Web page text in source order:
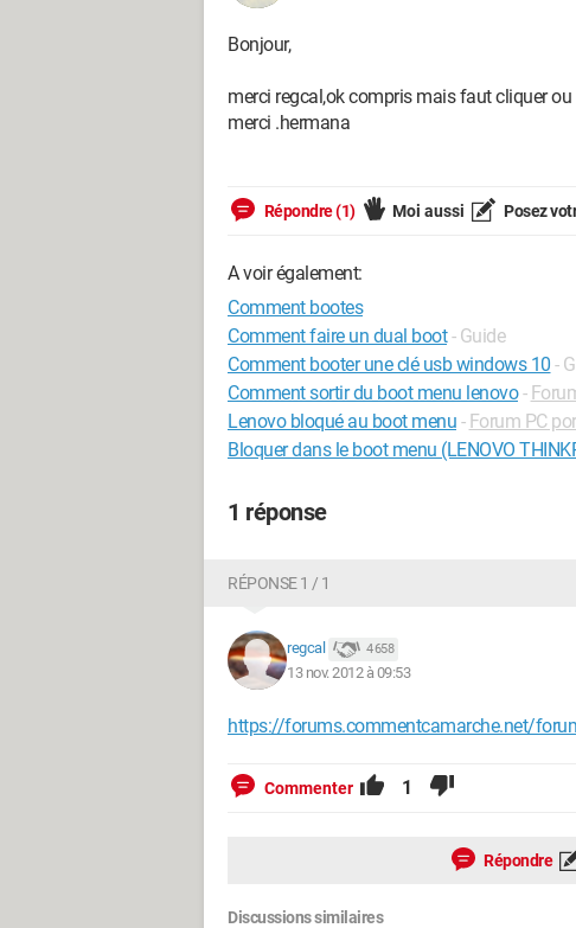
Bonjour,
merci regcal,ok compris mais faut cliquer
merci .hermana
Répondre (1) Moi aussi Posez
A voir également:
Comment bootes
Comment faire un dual boot - Guide
Comment booter une clé usb windows 10 -
Comment sortir du boot menu lenovo -
Lenovo bloqué au boot menu - Forum PC
Bloquer dans le boot menu (LENOVO
1 réponse
RÉPONSE 1 / 1
regcal 4 658
13 nov. 2012 à 09:53
https://forums.commentcamarche.net/
Commenter 1
Répondre
Discussions similaires